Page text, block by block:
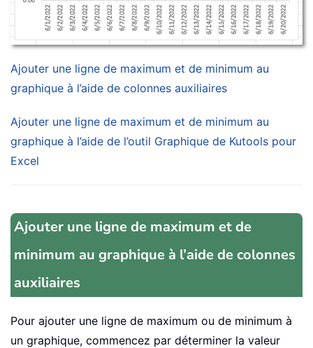
Ajouter une ligne de maximum et de minimum au
graphique à l’aide de colonnes auxiliaires
Ajouter une ligne de maximum et de minimum au
graphique à l’aide de l’outil Graphique de Kutools pour
Excel
Ajouter une ligne de maximum et de
minimum au graphique à l’aide de colonnes
auxiliaires
Pour ajouter une ligne de maximum ou de minimum à
un graphique, commencez par déterminer la valeur